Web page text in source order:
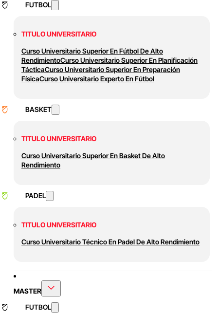
FUTBOL
TITULO UNIVERSITARIO
Curso Universitario Superior En Fútbol De Alto
RendimientoCurso Universitario Superior En Planificación
TácticaCurso Universitario Superior En Preparación
FísicaCurso Universitario Experto En Fútbol
BASKET
TITULO UNIVERSITARIO
Curso Universitario Superior En Basket De Alto
Rendimiento
PADEL
TITULO UNIVERSITARIO
Curso Universitario Técnico En Padel De Alto Rendimiento
MASTER
FUTBOL